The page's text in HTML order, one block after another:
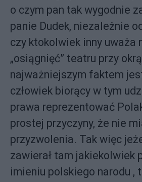
o czym pan tak wygodnie
panie Dudek, niezależnie
czy ktokolwiek inny uważa
„osiągnięć” teatru przy
najważniejszym faktem
człowiek biorący w tym
prawa reprezentować
prostej przyczyny, że nie
przyzwolenia. Tak więc
zawierał tam jakiekolwiek
imieniu polskiego narodu ,